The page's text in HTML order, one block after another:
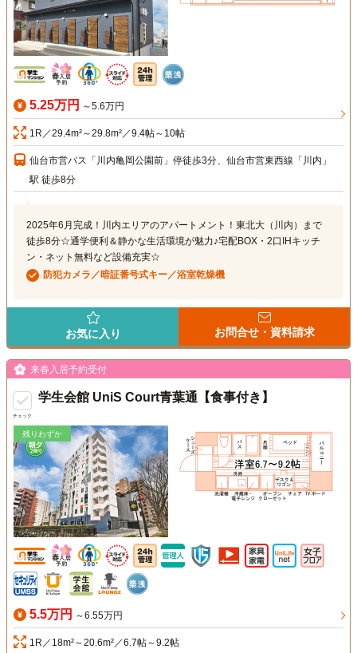
5.25万円 ～5.6万円
1R／29.4m²～29.8m²／9.4帖～10帖
仙台市営バス「川内亀岡公園前」停徒歩3分、仙台市営東西線「川内」
駅 徒歩8分
2025年6月完成！川内エリアのアパートメント！東北大（川内）まで
徒歩8分☆通学便利＆静かな生活環境が魅力♪宅配BOX・2口IHキッチ
ン・ネット無料など設備充実☆
防犯カメラ／暗証番号式キー／浴室乾燥機
お気に入り お問合せ・資料請求
チェック
来春入居予約受付
学生会館 UniS Court青葉通【食事付き】
残りわずか
5.5万円 ～6.55万円
1R／18m²～20.6m²／6.7帖～9.2帖